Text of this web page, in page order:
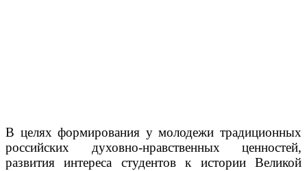
В целях формирования у молодежи традиционных
российских духовно-нравственных ценностей,
развития интереса студентов к истории Великой